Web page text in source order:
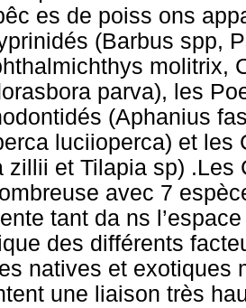
es de poiss ons
(Barbus spp,
molitrix,
parva), les
(Aphanius
luciioperca) et les
zillii et Tilapia sp) .Les
avec 7
tant da ns
des différents
natives et exotiques
une liaison très